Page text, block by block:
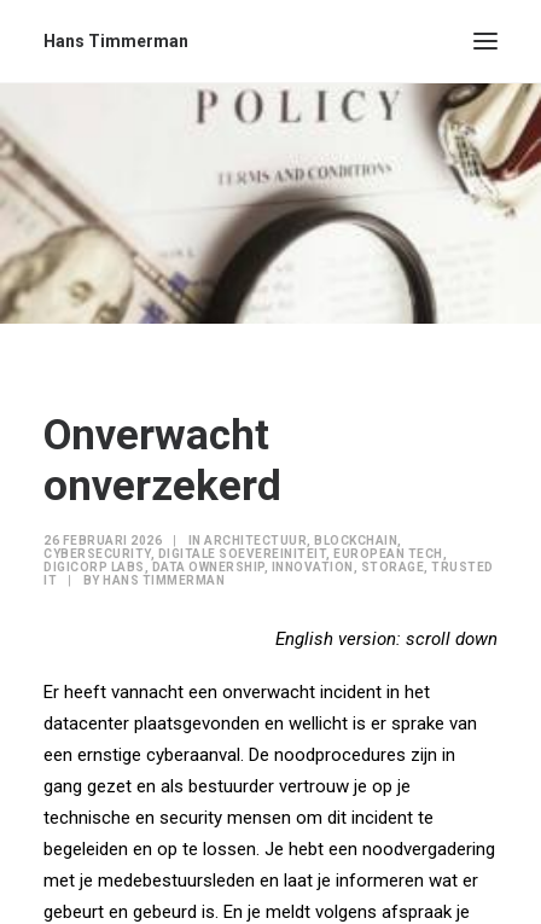
Hans Timmerman
Onverwacht
onverzekerd
26 FEBRUARI 2026 IN ARCHITECTUUR BLOCKCHAIN
CYBERSECURITY, DIGITALE SOEVEREINITEIT, EUROPEAN TECH
DIGICORP LABS
DATA OWNERSHIP, INNOVATION STORAGE TRUSTED
IT
BY HANS TIMMERMAN
English version: scroll down
Er heeft vannacht een onverwacht incident in het
datacenter plaatsgevonden en wellicht is er sprake van
een ernstige cyberaanval. De noodprocedures zijn in
gang gezet en als bestuurder vertrouw je op je
technische en security mensen om dit incident te
begeleiden en op te lossen. Je hebt een noodvergadering
met je medebestuursleden en laat je informeren wat er
gebeurt en gebeurd is. En je meldt volgens afspraak je